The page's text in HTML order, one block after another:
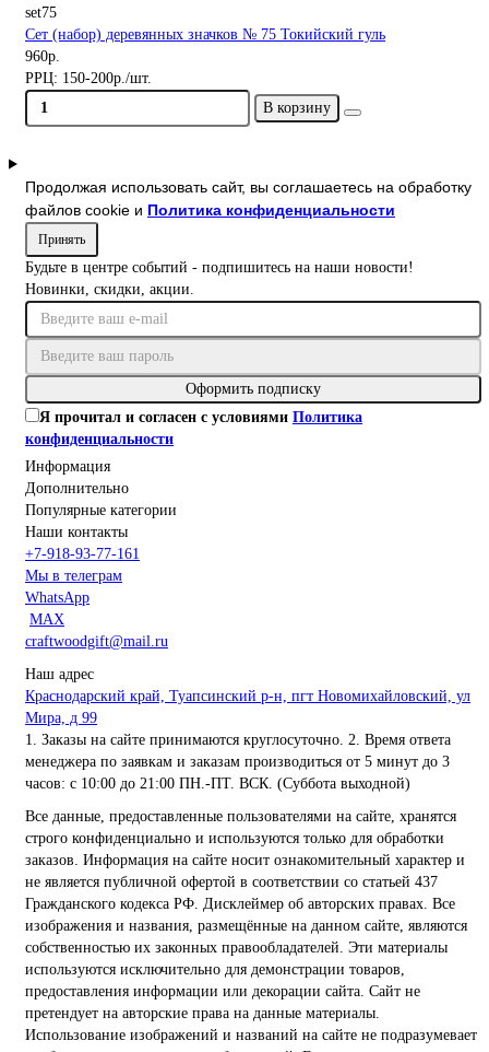
set75
Сет (набор) деревянных значков № 75 Токийский гуль
960р.
РРЦ: 150-200р./шт.
В корзину
Продолжая использовать сайт, вы соглашаетесь на обработку
файлов cookie и Политика конфиденциальности
Принять
Будьте в центре событий - подпишитесь на наши новости!
Новинки, скидки, акции.
Оформить подписку
Я прочитал и согласен с условиями Политика
конфиденциальности
Информация
Дополнительно
Популярные категории
Наши контакты
+7-918-93-77-161
Мы в телеграм
WhatsApp
MAX
craftwoodgift@mail.ru
Наш адрес
Краснодарский край, Туапсинский р-н, пгт Новомихайловский, ул
Мира, д 99
1. Заказы на сайте принимаются круглосуточно. 2. Время ответа
менеджера по заявкам и заказам производиться от 5 минут до 3
часов: с 10:00 до 21:00 ПН.-ПТ. ВСК. (Суббота выходной)
Все данные, предоставленные пользователями на сайте, хранятся
строго конфиденциально и используются только для обработки
заказов. Информация на сайте носит ознакомительный характер и
не является публичной офертой в соответствии со статьей 437
Гражданского кодекса РФ. Дисклеймер об авторских правах. Все
изображения и названия, размещённые на данном сайте, являются
собственностью их законных правообладателей. Эти материалы
используются исключительно для демонстрации товаров,
предоставления информации или декорации сайта. Сайт не
претендует на авторские права на данные материалы.
Использование изображений и названий на сайте не подразумевает